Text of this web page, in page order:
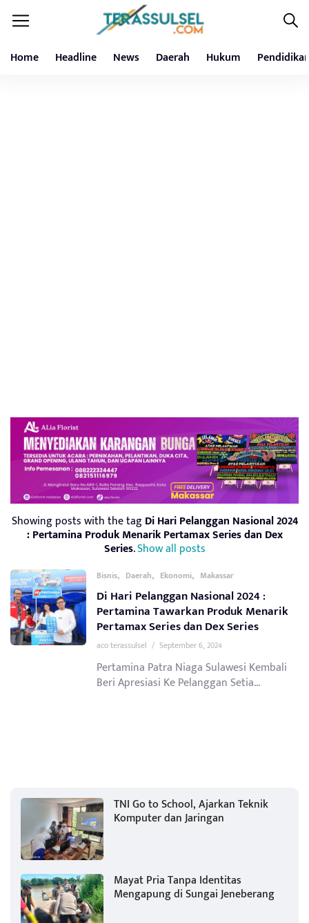
Home Headline News Daerah Hukum
Showing posts with the tagDi Hari Pelanggan Nasional 2024
: Pertamina Produk Menarik Pertamax Series dan Dex
Series.Show all posts
Bisnis, Daerah, Ekonomi, Makassar
Di Hari Pelanggan Nasional 2024 :
Pertamina Tawarkan Produk Menarik
Pertamax Series dan Dex Series
aco terassulsel / September 6, 2024
Pertamina Patra Niaga Sulawesi Kembali
Beri Apresiasi Ke Pelanggan Setia...
TNI Go to School, Ajarkan Teknik
Komputer dan Jaringan
Mayat Pria Tanpa Identitas
Mengapung di Sungai Jeneberang